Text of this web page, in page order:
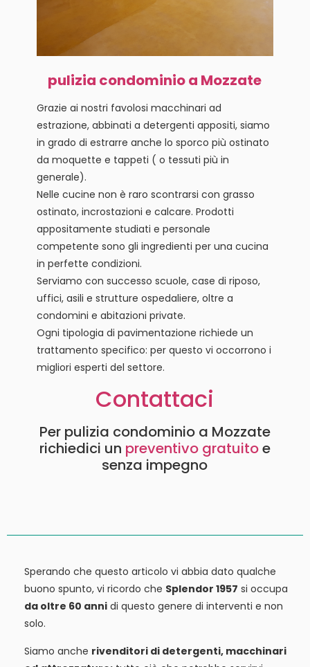
pulizia condominio a Mozzate
Grazie ai nostri favolosi macchinari ad
estrazione, abbinati a detergenti appositi, siamo
in grado di estrarre anche lo sporco più ostinato
da moquette e tappeti ( o tessuti più in
generale).
Nelle cucine non è raro scontrarsi con grasso
ostinato, incrostazioni e calcare. Prodotti
appositamente studiati e personale
competente sono gli ingredienti per una cucina
in perfette condizioni.
Serviamo con successo scuole, case di riposo,
uffici, asili e strutture ospedaliere, oltre a
condomini e abitazioni private.
Ogni tipologia di pavimentazione richiede un
trattamento specifico: per questo vi occorrono i
migliori esperti del settore.
Contattaci
Per pulizia condominio a Mozzate
richiedici un preventivo gratuitoe
senza impegno
Sperando che questo articolo vi abbia dato qualche
buono spunto, vi ricordo che Splendor 1957 si occupa
da oltre 60 anni di questo genere di interventi e non
solo.
Siamo anche rivenditori di detergenti, macchinari